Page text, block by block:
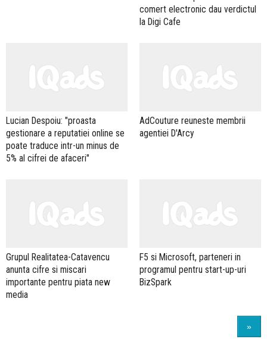
comert electronic dau verdictul
la Digi Cafe
Lucian Despoiu: "proasta
gestionare a reputatiei online se
poate traduce intr-un minus de
5% al cifrei de afaceri"
AdCouture reuneste membrii
agentiei D'Arcy
Grupul Realitatea-Catavencu
anunta cifre si miscari
importante pentru piata new
media
F5 si Microsoft, parteneri in
programul pentru start-up-uri
BizSpark
»